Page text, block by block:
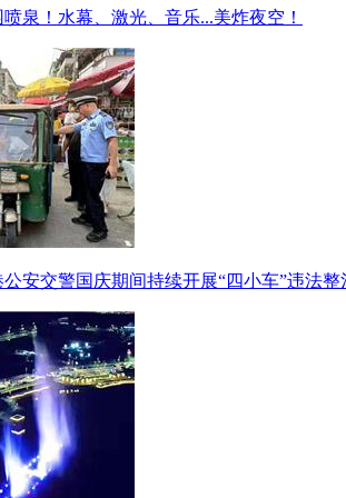
泉！水幕、激光、音乐...美炸夜空！
安交警国庆期间持续开展“四小车”违法整